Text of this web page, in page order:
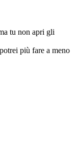
tu non apri gli
più fare a meno